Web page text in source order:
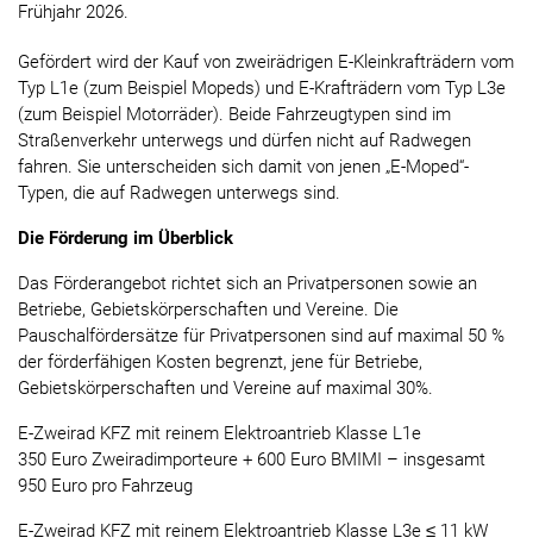
Frühjahr 2026.
Gefördert wird der Kauf von zweirädrigen E-Kleinkrafträdern vom
Typ L1e (zum Beispiel Mopeds) und E-Krafträdern vom Typ L3e
(zum Beispiel Motorräder). Beide Fahrzeugtypen sind im
Straßenverkehr unterwegs und dürfen nicht auf Radwegen
fahren. Sie unterscheiden sich damit von jenen „E-Moped“-
Typen, die auf Radwegen unterwegs sind.
Die Förderung im Überblick
Das Förderangebot richtet sich an Privatpersonen sowie an
Betriebe, Gebietskörperschaften und Vereine. Die
Pauschalfördersätze für Privatpersonen sind auf maximal 50 %
der förderfähigen Kosten begrenzt, jene für Betriebe,
Gebietskörperschaften und Vereine auf maximal 30%.
E-Zweirad KFZ mit reinem Elektroantrieb Klasse L1e
350 Euro Zweiradimporteure + 600 Euro BMIMI – insgesamt
950 Euro pro Fahrzeug
E-Zweirad KFZ mit reinem Elektroantrieb Klasse L3e ≤ 11 kW